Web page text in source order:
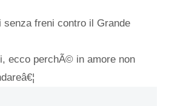
senza freni contro il Grande
ecco perchÃ© in amore non